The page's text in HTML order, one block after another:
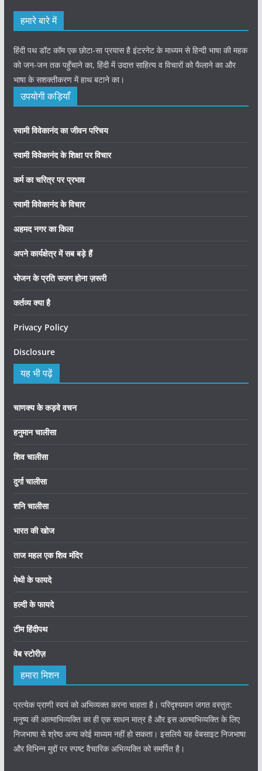
हमारे बारे में
हिंदी पथ डॉट कॉम एक छोटा-सा प्रयास है इंटरनेट के माध्यम से हिन्दी भाषा की महक
को जन-जन तक पहुँचाने का, हिंदी में उदात्त साहित्य व विचारों को फैलाने का और
भाषा के सशक्तीकरण में हाथ बटाने का।
उपयोगी कड़ियाँ
स्वामी विवेकानंद का जीवन परिचय
स्वामी विवेकानंद के शिक्षा पर विचार
कर्म का चरित्र पर प्रभाव
स्वामी विवेकानंद के विचार
अहमद नगर का किला
अपने कार्यक्षेत्र में सब बड़े हैं
भोजन के प्रति सजग होना ज़रूरी
कर्तव्य क्या है
Privacy Policy
Disclosure
यह भी पढ़ें
चाणक्य के कड़वे वचन
हनुमान चालीसा
शिव चालीसा
दुर्गा चालीसा
शनि चालीसा
भारत की खोज
ताज महल एक शिव मंदिर
मेथी के फायदे
हल्दी के फायदे
टीम हिंदीपथ
वेब स्टोरीज़
हमारा मिशन
प्रत्येक प्राणी स्वयं को अभिव्यक्त करना चाहता है। परिदृश्यमान जगत वस्तुत:
मनुष्य की आत्माभिव्यक्ति का ही एक साधन मात्र है और इस आत्माभिव्यक्ति के लिए
निजभाषा से श्रेष्ठ अन्य कोई माध्यम नहीं हो सकता। इसलिये यह वेबसाइट निजभाषा
और विभिन्न मुद्दों पर स्पष्ट वैचारिक अभिव्यक्ति को समर्पित है।